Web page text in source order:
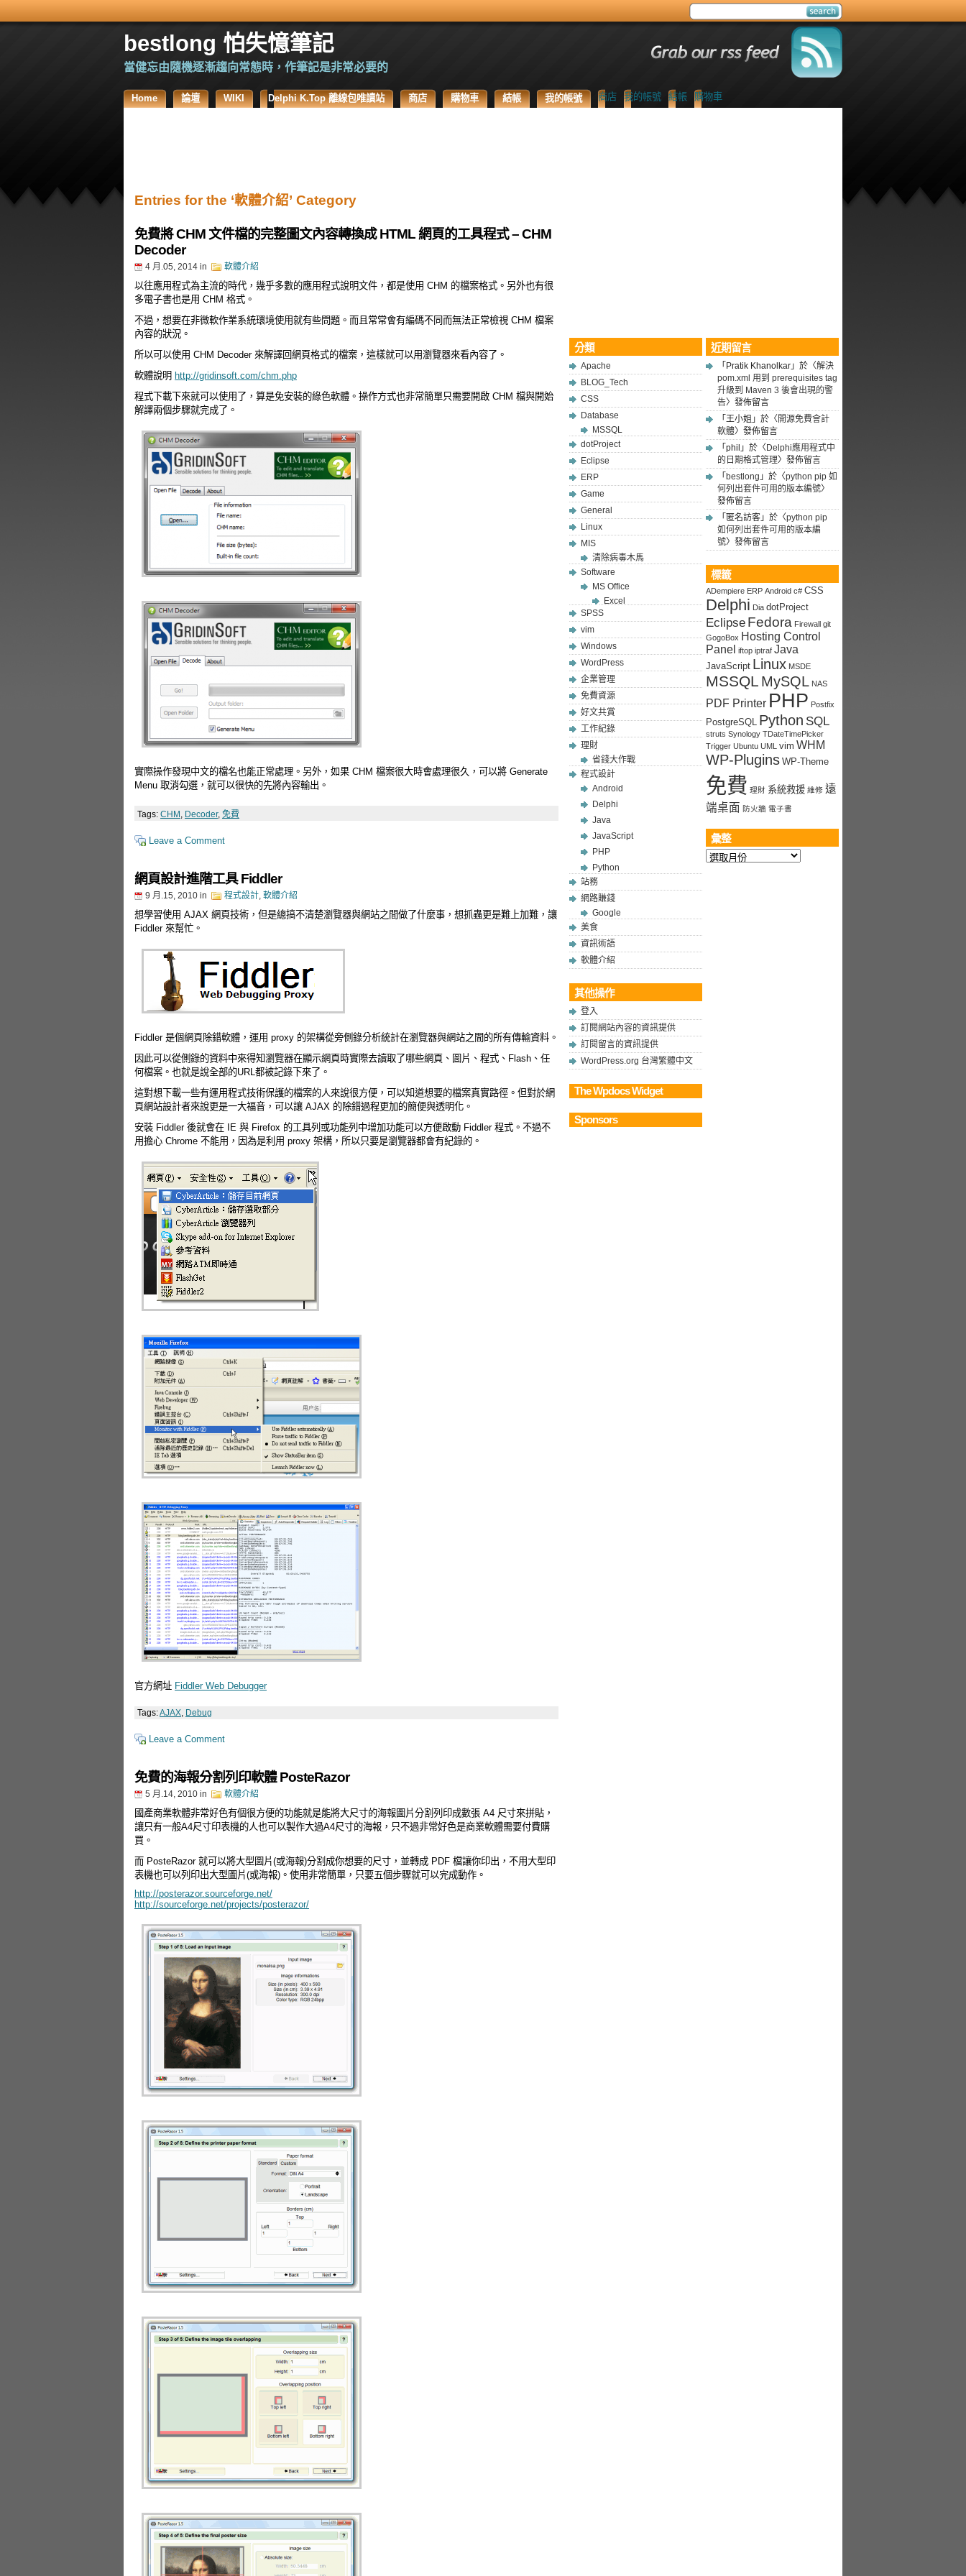
bestlong 怕失憶筆記
當健忘由隨機逐漸趨向常態時，作筆記是非常必要的
Home 論壇 WIKI Delphi K.Top 離線包唯讀站 商店 購物車 結帳 我的帳號 商店 我的帳號 結帳 購物車
Entries for the ‘軟體介紹’ Category
免費將 CHM 文件檔的完整圖文內容轉換成 HTML 網頁的工具程式 – CHM
Decoder
4 月.05, 2014 in 軟體介紹
以往應用程式為主流的時代，幾乎多數的應用程式說明文件，都是使用 CHM 的檔案格式。另外也有很
多電子書也是用 CHM 格式。
不過，想要在非微軟作業系統環境使用就有些問題。而且常常會有編碼不同而無法正常檢視 CHM 檔案
內容的狀況。
所以可以使用 CHM Decoder 來解譯回網頁格式的檔案，這樣就可以用瀏覽器來看內容了。
軟體說明 http://gridinsoft.com/chm.php
程式下載下來就可以使用了，算是免安裝的綠色軟體。操作方式也非常簡單只需要開啟 CHM 檔與開始
解譯兩個步驟就完成了。
實際操作發現中文的檔名也能正常處理。另外，如果 CHM 檔案很大時會處理很久，可以將 Generate
Menu 取消勾選，就可以很快的先將內容輸出。
Tags: CHM , Decoder, 免費
Leave a Comment
網頁設計進階工具 Fiddler
9 月.15, 2010 in 程式設計, 軟體介紹
想學習使用 AJAX 網頁技術，但是總搞不清楚瀏覽器與網站之間做了什麼事，想抓蟲更是難上加難，讓
Fiddler 來幫忙。
Fiddler 是個網頁除錯軟體，運用 proxy 的架構從旁側錄分析統計在瀏覽器與網站之間的所有傳輸資料。
因此可以從側錄的資料中來得知瀏覽器在顯示網頁時實際去讀取了哪些網頁、圖片、程式、Flash、任
何檔案。也就是說全部的URL都被記錄下來了。
這對想下載一些有運用程式技術保護的檔案的人來說很方便，可以知道想要的檔案真實路徑。但對於網
頁網站設計者來說更是一大福音，可以讓 AJAX 的除錯過程更加的簡便與透明化。
安裝 Fiddler 後就會在 IE 與 Firefox 的工具列或功能列中增加功能可以方便啟動 Fiddler 程式。不過不
用擔心 Chrome 不能用，因為是利用 proxy 架構，所以只要是瀏覽器都會有紀錄的。
官方網址 Fiddler Web Debugger
Tags:AJAX, Debug
Leave a Comment
免費的海報分割列印軟體 PosteRazor
5 月.14, 2010 in 軟體介紹
國產商業軟體非常好色有個很方便的功能就是能將大尺寸的海報圖片分割列印成數張 A4 尺寸來拼貼，
讓只有一般A4尺寸印表機的人也可以製作大過A4尺寸的海報，只不過非常好色是商業軟體需要付費購
買。
而 PosteRazor 就可以將大型圖片(或海報)分割成你想要的尺寸，並轉成 PDF 檔讓你印出，不用大型印
表機也可以列印出大型圖片(或海報)。使用非常簡單，只要五個步驟就可以完成動作。
http://posterazor.sourceforge.net/
http://sourceforge.net/projects/posterazor/
分類
Apache
BLOG_Tech
CSS
Database
MSSQL
dotProject
Eclipse
ERP
Game
General
Linux
MIS
清除病毒木馬
Software
MS Office
Excel
SPSS
vim
Windows
WordPress
企業管理
免費資源
好文共賞
工作紀錄
理財
省錢大作戰
程式設計
Android
Delphi
Java
JavaScript
PHP
Python
站務
網路賺錢
Google
美食
資訊術語
軟體介紹
其他操作
登入
訂閱網站內容的資訊提供
訂閱留言的資訊提供
WordPress.org 台灣繁體中文
The Wpdocs Widget
Sponsors
近期留言
「 Pratik Khanolkar 」於〈解決
pom.xml 用到 prerequisites tag
升級到 Maven 3 後會出現的警
告〉發佈留言
「 王小姐 」於〈開源免費會計
軟體〉發佈留言
「 phil 」於〈Delphi應用程式中
的日期格式管理〉發佈留言
「 bestlong 」於〈python pip 如
何列出套件可用的版本編號〉
發佈留言
「 匿名訪客 」於〈python pip
如何列出套件可用的版本編
號〉發佈留言
標籤
ADempiere ERP Android c# CSS
Delphi Dia dotProject
Eclipse Fedora Firewall git
GogoBox Hosting Control
Panel iftop iptraf Java
JavaScript Linux MSDE
MSSQL MySQL NAS
PDF Printer PHP Postfix
PostgreSQL Python SQL
struts Synology TDateTimePicker
Trigger Ubuntu UML vim WHM
WP-Plugins WP-Theme
免費 理財 系統救援 維修 遠
端桌面 防火牆 電子書
彙整
彙